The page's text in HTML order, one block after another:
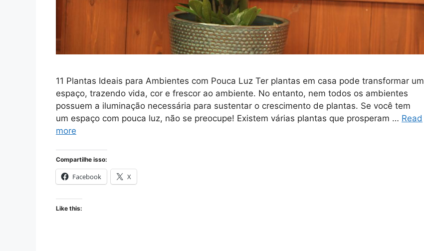
11 Plantas Ideais para Ambientes com Pouca Luz Ter plantas em casa pode transformar um
espaço, trazendo vida, cor e frescor ao ambiente. No entanto, nem todos os ambientes
possuem a iluminação necessária para sustentar o crescimento de plantas. Se você tem
um espaço com pouca luz, não se preocupe! Existem várias plantas que prosperam … Read
more
Compartilhe isso:
Facebook X
Like this: